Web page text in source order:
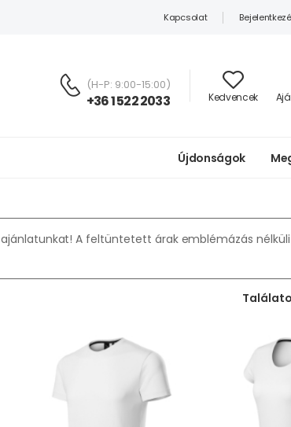
Kapcsolat
(H-P: 9:00-15:00)
+36 1 522 2033 Kedvencek
Újdonságok
A feltüntetett árak emblémázás nélküli